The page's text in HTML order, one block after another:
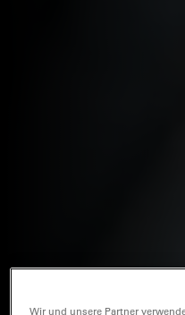
Wir und unsere Partner